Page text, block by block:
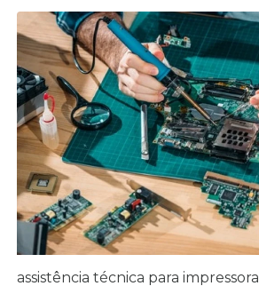
assistência técnica para impressora